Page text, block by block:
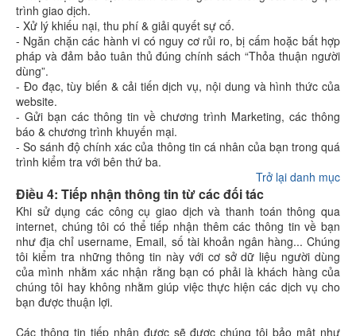
trình giao dịch.
- Xử lý khiếu nại, thu phí & giải quyết sự cố.
- Ngăn chặn các hành vi có nguy cơ rủi ro, bị cấm hoặc bất hợp
pháp và đảm bảo tuân thủ đúng chính sách “Thỏa thuận người
dùng”.
- Đo đạc, tùy biến & cải tiến dịch vụ, nội dung và hình thức của
website.
- Gửi bạn các thông tin về chương trình Marketing, các thông
báo & chương trình khuyến mại.
- So sánh độ chính xác của thông tin cá nhân của bạn trong quá
trình kiểm tra với bên thứ ba.
Trở lại danh mục
Điều 4: Tiếp nhận thông tin từ các đối tác
Khi sử dụng các công cụ giao dịch và thanh toán thông qua
internet, chúng tôi có thể tiếp nhận thêm các thông tin về bạn
như địa chỉ username, Email, số tài khoản ngân hàng... Chúng
tôi kiểm tra những thông tin này với cơ sở dữ liệu người dùng
của mình nhằm xác nhận rằng bạn có phải là khách hàng của
chúng tôi hay không nhằm giúp việc thực hiện các dịch vụ cho
bạn được thuận lợi.
Các thông tin tiếp nhận được sẽ được chúng tôi bảo mật như